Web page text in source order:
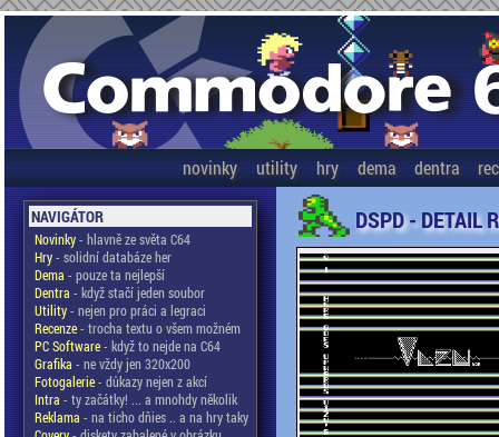
novinky utility hry dema dentra
NAVIGÁTOR
Novinky- hlavně ze světa C64
Hry- solidní databáze her
Dema - pouze ta nejlepší
Dentra - když stačí jeden soubor
Utility- nejen pro práci a legraci
Recenze- trocha textu o všem možném
PC Software- když to nejde na C64
Grafika - ne vždy jen 320x200
Fotogalerie- důkazy nejen z akcí
Intra - ty začátky! ... a mnohdy několik
Reklama - na ticho dňies .. a na hry taky
DSPD - DETAIL